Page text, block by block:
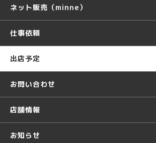
ネット販売（minne）
仕事依頼
出店予定
お問い合わせ
店舗情報
お知らせ